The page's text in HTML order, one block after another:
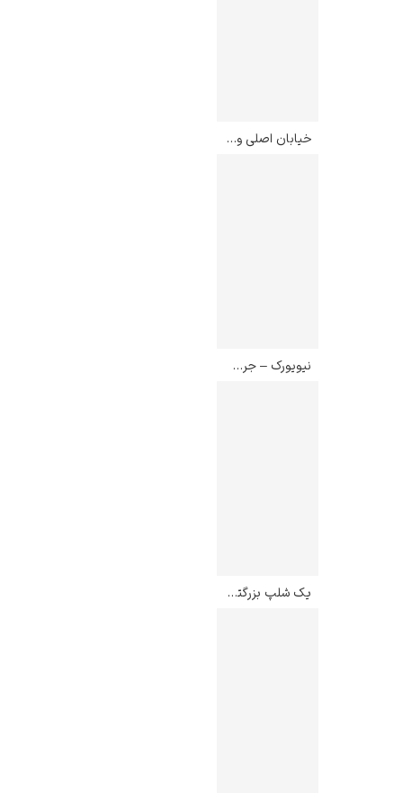
خیابان اصلی ورمانت در کولاک – ماریون پووست ولکات
نیویورک – جرج بلوز
یک شلپ بزرگتر – دیوید هاکنی